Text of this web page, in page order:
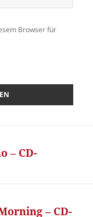
Browser für
– CD-
– CD-